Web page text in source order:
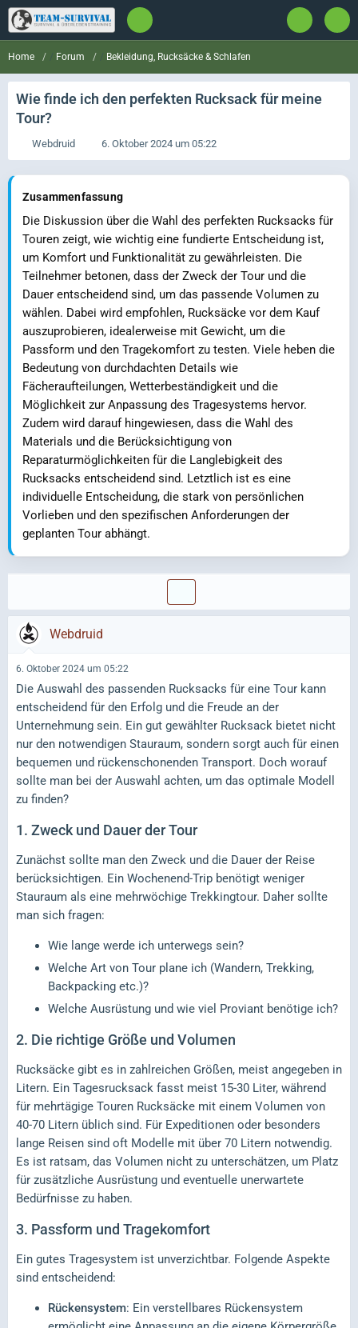
Home Forum Bekleidung, Rucksäcke & Schlafen
Wie finde ich den perfekten Rucksack für meine
Tour?
Webdruid 6. Oktober 2024 um 05:22
Zusammenfassung
Die Diskussion über die Wahl des perfekten Rucksacks für
Touren zeigt, wie wichtig eine fundierte Entscheidung ist,
um Komfort und Funktionalität zu gewährleisten. Die
Teilnehmer betonen, dass der Zweck der Tour und die
Dauer entscheidend sind, um das passende Volumen zu
wählen. Dabei wird empfohlen, Rucksäcke vor dem Kauf
auszuprobieren, idealerweise mit Gewicht, um die
Passform und den Tragekomfort zu testen. Viele heben die
Bedeutung von durchdachten Details wie
Fächeraufteilungen, Wetterbeständigkeit und die
Möglichkeit zur Anpassung des Tragesystems hervor.
Zudem wird darauf hingewiesen, dass die Wahl des
Materials und die Berücksichtigung von
Reparaturmöglichkeiten für die Langlebigkeit des
Rucksacks entscheidend sind. Letztlich ist es eine
individuelle Entscheidung, die stark von persönlichen
Vorlieben und den spezifischen Anforderungen der
geplanten Tour abhängt.
Webdruid
6. Oktober 2024 um 05:22
Die Auswahl des passenden Rucksacks für eine Tour kann
entscheidend für den Erfolg und die Freude an der
Unternehmung sein. Ein gut gewählter Rucksack bietet nicht
nur den notwendigen Stauraum, sondern sorgt auch für einen
bequemen und rückenschonenden Transport. Doch worauf
sollte man bei der Auswahl achten, um das optimale Modell
zu finden?
1. Zweck und Dauer der Tour
Zunächst sollte man den Zweck und die Dauer der Reise
berücksichtigen. Ein Wochenend-Trip benötigt weniger
Stauraum als eine mehrwöchige Trekkingtour. Daher sollte
man sich fragen:
Wie lange werde ich unterwegs sein?
Welche Art von Tour plane ich (Wandern, Trekking,
Backpacking etc.)?
Welche Ausrüstung und wie viel Proviant benötige ich?
2. Die richtige Größe und Volumen
Rucksäcke gibt es in zahlreichen Größen, meist angegeben in
Litern. Ein Tagesrucksack fasst meist 15-30 Liter, während
für mehrtägige Touren Rucksäcke mit einem Volumen von
40-70 Litern üblich sind. Für Expeditionen oder besonders
lange Reisen sind oft Modelle mit über 70 Litern notwendig.
Es ist ratsam, das Volumen nicht zu unterschätzen, um Platz
für zusätzliche Ausrüstung und eventuelle unerwartete
Bedürfnisse zu haben.
3. Passform und Tragekomfort
Ein gutes Tragesystem ist unverzichtbar. Folgende Aspekte
sind entscheidend:
Rückensystem: Ein verstellbares Rückensystem